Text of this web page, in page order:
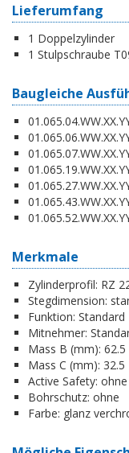
Lieferumfang
1 Doppelzylinder
1 Stulpschraube
Baugleiche
Merkmale
Zylinderprofil: RZ
Stegdimension:
Funktion: Standard
Mitnehmer:
Mass B (mm): 62.5
Mass C (mm): 32.5
Active Safety: ohne
Bohrschutz: ohne
Farbe: glanz